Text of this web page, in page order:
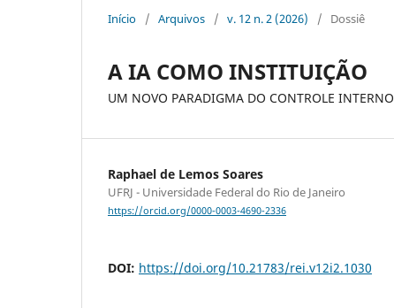
Início / Arquivos / v. 12 n. 2 (2026) / Dossiê
A IA COMO INSTITUIÇÃO
UM NOVO PARADIGMA DO CONTROLE INTERNO
Raphael de Lemos Soares
UFRJ - Universidade Federal do Rio de Janeiro
https://orcid.org/0000-0003-4690-2336
DOI: https://doi.org/10.21783/rei.v12i2.1030